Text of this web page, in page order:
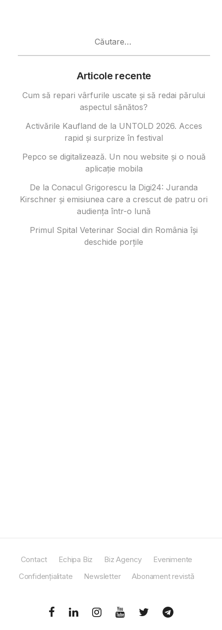
Articole recente
Cum să repari vârfurile uscate și să redai părului
aspectul sănătos?
Activările Kaufland de la UNTOLD 2026. Acces
rapid și surprize în festival
Pepco se digitalizează. Un nou website și o nouă
aplicație mobila
De la Conacul Grigorescu la Digi24: Juranda
Kirschner și emisiunea care a crescut de patru ori
audiența într-o lună
Primul Spital Veterinar Social din România își
deschide porțile
Contact Echipa Biz Biz Agency
Evenimente
Confidențialitate
Newsletter Abonament revistă